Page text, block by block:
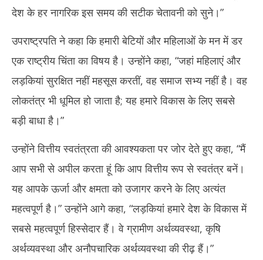
देश के हर नागरिक इस समय की सटीक चेतावनी को सुने।”
उपराष्ट्रपति ने कहा कि हमारी बेटियों और महिलाओं के मन में डर
एक राष्ट्रीय चिंता का विषय है। उन्होंने कहा, “जहां महिलाएं और
लड़कियां सुरक्षित नहीं महसूस करतीं, वह समाज सभ्य नहीं है। वह
लोकतंत्र भी धूमिल हो जाता है; यह हमारे विकास के लिए सबसे
बड़ी बाधा है।”
उन्होंने वित्तीय स्वतंत्रता की आवश्यकता पर जोर देते हुए कहा, “मैं
आप सभी से अपील करता हूं कि आप वित्तीय रूप से स्वतंत्र बनें।
यह आपके ऊर्जा और क्षमता को उजागर करने के लिए अत्यंत
महत्वपूर्ण है।” उन्होंने आगे कहा, “लड़कियां हमारे देश के विकास में
सबसे महत्वपूर्ण हिस्सेदार हैं। वे ग्रामीण अर्थव्यवस्था, कृषि
अर्थव्यवस्था और अनौपचारिक अर्थव्यवस्था की रीढ़ हैं।”